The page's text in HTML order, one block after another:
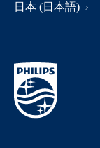
日本 (日本語)